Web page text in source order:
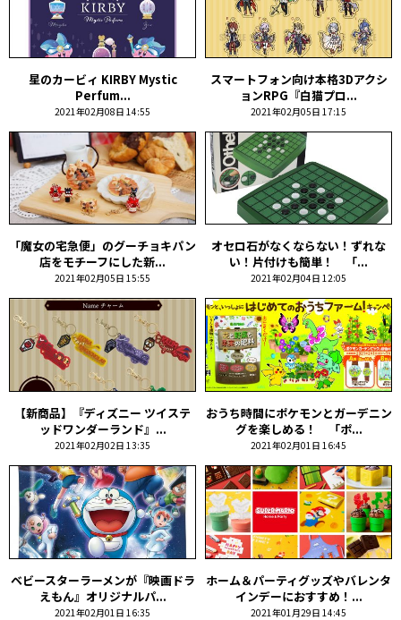
星のカービィ KIRBY Mystic
Perfum...
2021年02月08日 14:55
スマートフォン向け本格3Dアクシ
ョンRPG『白猫プロ...
2021年02月05日 17:15
「魔女の宅急便」のグーチョキパン
店をモチーフにした新...
2021年02月05日 15:55
オセロ石がなくならない！ずれな
い！片付けも簡単！ 「...
2021年02月04日 12:05
【新商品】『ディズニー ツイステ
ッドワンダーランド』...
2021年02月02日 13:35
おうち時間にポケモンとガーデニン
グを楽しめる！ 「ポ...
2021年02月01日 16:45
ベビースターラーメンが『映画ドラ
えもん』オリジナルパ...
2021年02月01日 16:35
ホーム＆パーティグッズやバレンタ
インデーにおすすめ！...
2021年01月29日 14:45